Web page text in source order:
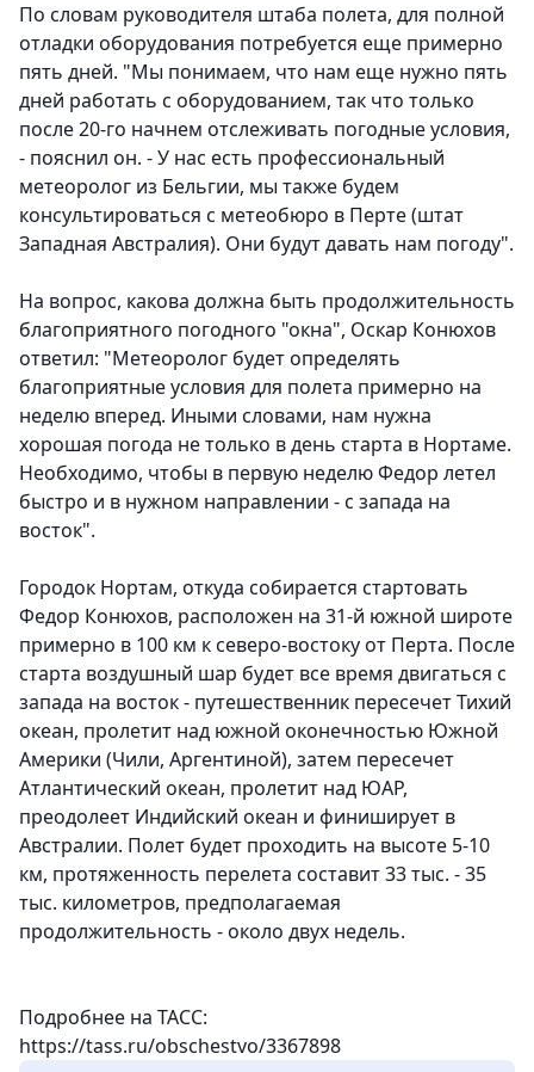
По словам руководителя штаба полета, для полной
отладки оборудования потребуется еще примерно
пять дней. "Мы понимаем, что нам еще нужно пять
дней работать с оборудованием, так что только
после 20-го начнем отслеживать погодные условия,
- пояснил он. - У нас есть профессиональный
метеоролог из Бельгии, мы также будем
консультироваться с метеобюро в Перте (штат
Западная Австралия). Они будут давать нам погоду".
На вопрос, какова должна быть продолжительность
благоприятного погодного "окна", Оскар Конюхов
ответил: "Метеоролог будет определять
благоприятные условия для полета примерно на
неделю вперед. Иными словами, нам нужна
хорошая погода не только в день старта в Нортаме.
Необходимо, чтобы в первую неделю Федор летел
быстро и в нужном направлении - с запада на
восток".
Городок Нортам, откуда собирается стартовать
Федор Конюхов, расположен на 31-й южной широте
примерно в 100 км к северо-востоку от Перта. После
старта воздушный шар будет все время двигаться с
запада на восток - путешественник пересечет Тихий
океан, пролетит над южной оконечностью Южной
Америки (Чили, Аргентиной), затем пересечет
Атлантический океан, пролетит над ЮАР,
преодолеет Индийский океан и финиширует в
Австралии. Полет будет проходить на высоте 5-10
км, протяженность перелета составит 33 тыс. - 35
тыс. километров, предполагаемая
продолжительность - около двух недель.
Подробнее на ТАСС:
https://tass.ru/obschestvo/3367898